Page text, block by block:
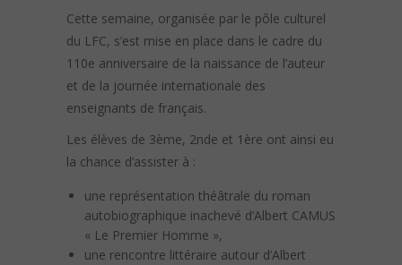
Cette semaine, organisée par le pôle culturel
du LFC, s’est mise en place dans le cadre du
110e anniversaire de la naissance de l’auteur
et de la journée internationale des
enseignants de français.
Les élèves de 3ème, 2nde et 1ère ont ainsi eu
la chance d’assister à :
une représentation théâtrale du roman
autobiographique inachevé d’Albert CAMUS
« Le Premier Homme »,
une rencontre littéraire autour d’Albert